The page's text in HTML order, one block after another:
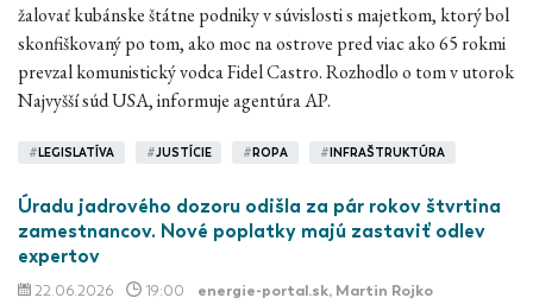
žalovať kubánske štátne podniky v súvislosti s majetkom, ktorý bol
skonfiškovaný po tom, ako moc na ostrove pred viac ako 65 rokmi
prevzal komunistický vodca Fidel Castro. Rozhodlo o tom v utorok
Najvyšší súd USA, informuje agentúra AP.
# LEGISLATÍVA #JUSTÍCIE # ROPA # INFRAŠTRUKTÚRA
Úradu jadrového dozoru odišla za pár rokov štvrtina
zamestnancov. Nové poplatky majú zastaviť odlev
expertov
22.06.2026 19:00 energie-portal.sk, Martin Rojko